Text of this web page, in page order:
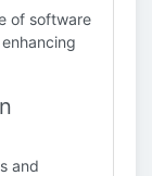
of software
and